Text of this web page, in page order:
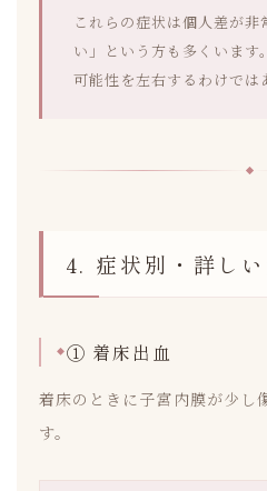
これらの症状は個人差が非
い」という方も多くいます
可能性を左右するわけでは
4. 症状別・詳しい
① 着床出血
着床のときに子宮内膜が少し
す。